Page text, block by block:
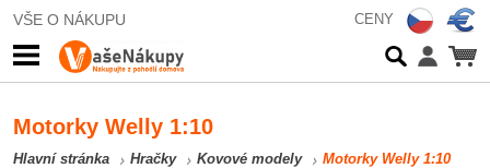
VŠE O NÁKUPU CENY
Motorky Welly 1:10
Hlavní stránka Hračky Kovové modely Motorky Welly 1:10